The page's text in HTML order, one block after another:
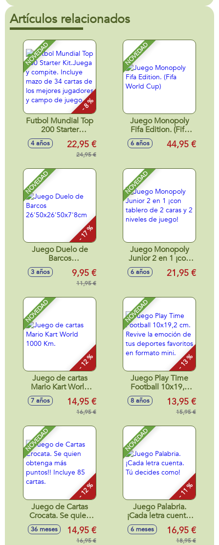
Artículos relacionados
NOVEDAD
- 8 %
Futbol Mundial Top
200 Starter
Kit.Juega y
compite. Incluye
mazo de 34 cartas
jugadores y campo
de juego.
4 años 22,95 €
24,95 €
NOVEDAD
Juego Monopoly
Fifa Edition. (Fifa
World Cup)
6 años 44,95 €
NOVEDAD
- 17 %
Juego Duelo de
Barcos
26'50x26'50x7'8cm
3 años 9,95 €
11,95 €
NOVEDAD
Juego Monopoly
Junior 2 en 1 ¡con
tablero de 2 caras y
2 niveles de juego!
6 años 21,95 €
NOVEDAD
- 12 %
Juego de cartas
Mario Kart World
1000 Km.
7 años 14,95 €
16,95 €
NOVEDAD
- 13 %
Juego Play Time
Football 10x19,2
cm. Revive la
emoción de tus
deportes favoritos
8 años 13,95 €
15,95 €
NOVEDAD
- 12 %
Juego de Cartas
Crocata. Se quien
obtenga más
puntos!! Incluye 85
36 meses 14,95 €
16,95 €
NOVEDAD
- 11 %
Juego Palabria.
¡Cada letra cuenta.
Tú decides como!
6 meses 16,95 €
18,95 €